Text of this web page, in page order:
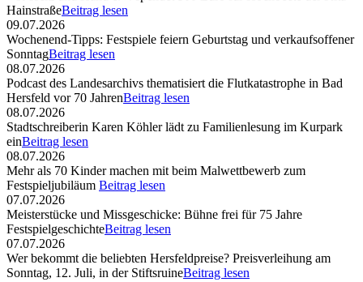
HainstraßeBeitrag lesen
09.07.2026
Wochenend-Tipps: Festspiele feiern Geburtstag und verkaufsoffener
SonntagBeitrag lesen
08.07.2026
Podcast des Landesarchivs thematisiert die Flutkatastrophe in Bad
Hersfeld vor 70 JahrenBeitrag lesen
08.07.2026
Stadtschreiberin Karen Köhler lädt zu Familienlesung im Kurpark
einBeitrag lesen
08.07.2026
Mehr als 70 Kinder machen mit beim Malwettbewerb zum
Festspieljubiläum Beitrag lesen
07.07.2026
Meisterstücke und Missgeschicke: Bühne frei für 75 Jahre
FestspielgeschichteBeitrag lesen
07.07.2026
Wer bekommt die beliebten Hersfeldpreise? Preisverleihung am
Sonntag, 12. Juli, in der StiftsruineBeitrag lesen